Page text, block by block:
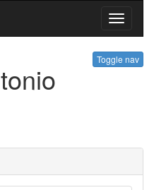
Toggle
Toggle nav